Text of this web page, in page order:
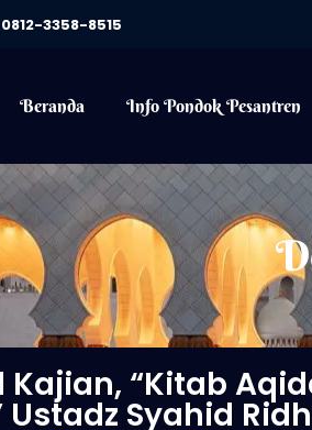
0812-3358-8515
Beranda Info Pondok Pesantren
Kajian, “Kitab
Syahid